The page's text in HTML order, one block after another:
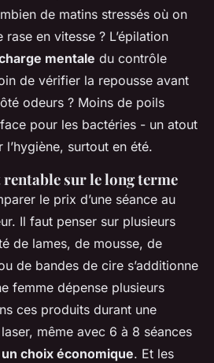
de matins stressés où on
en vitesse ? L’épilation
mentale du contrôle
de vérifier la repousse avant
odeurs ? Moins de poils
pour les bactéries - un atout
surtout en été.
sur le long terme
le prix d’une séance au
Il faut penser sur plusieurs
de lames, de mousse, de
de bandes de cire s’additionne
femme dépense plusieurs
ces produits durant une
même avec 6 à 8 séances
un choix économique. Et les